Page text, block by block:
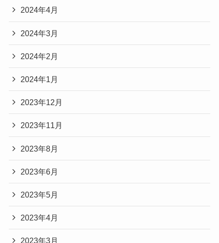
2024年4月
2024年3月
2024年2月
2024年1月
2023年12月
2023年11月
2023年8月
2023年6月
2023年5月
2023年4月
2023年3月